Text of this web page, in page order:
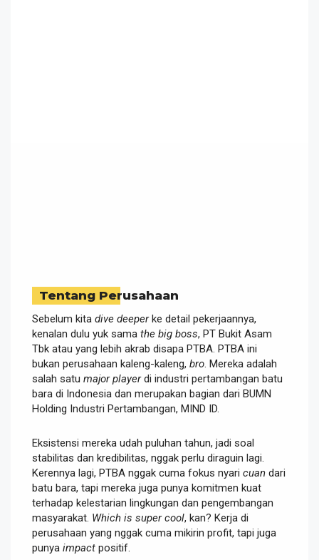
Tentang Perusahaan
Sebelum kita dive deeperke detail pekerjaannya,
kenalan dulu yuk sama the big boss, PT Bukit Asam
Tbk atau yang lebih akrab disapa PTBA. PTBA ini
bukan perusahaan kaleng-kaleng, bro . Mereka adalah
salah satu major playerdi industri pertambangan batu
bara di Indonesia dan merupakan bagian dari BUMN
Holding Industri Pertambangan, MIND ID.
Eksistensi mereka udah puluhan tahun, jadi soal
stabilitas dan kredibilitas, nggak perlu diraguin lagi.
Kerennya lagi, PTBA nggak cuma fokus nyari cuan dari
batu bara, tapi mereka juga punya komitmen kuat
terhadap kelestarian lingkungan dan pengembangan
masyarakat. Which is super cool, kan? Kerja di
perusahaan yang nggak cuma mikirin profit, tapi juga
punya impact positif.